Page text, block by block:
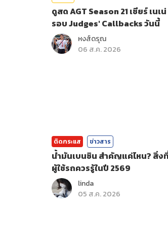
ดูสด AGT Season 21 เชียร์ เนเน่
รอบ Judges' Callbacks วันนี้
หงส์ดรุณ
06 ส.ค. 2026
ติดกระแส ข่าวสาร
น้ำมันเบนซิน สำคัญแค่ไหน? สิ่ง
ผู้ใช้รถควรรู้ในปี 2569
linda
05 ส.ค. 2026